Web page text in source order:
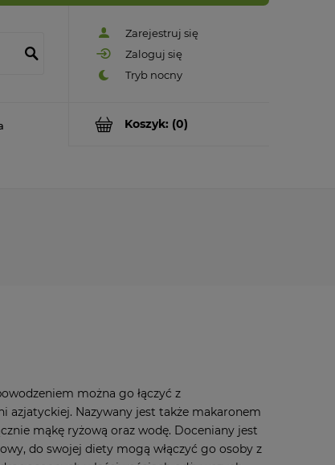
Zarejestruj się
Zaloguj się
Koszyk: (0)
można go łączyć z
azjatyckiej. Nazywany jest także makaronem
mąkę ryżową oraz wodę. Doceniany jest
do swojej diety mogą włączyć go osoby z